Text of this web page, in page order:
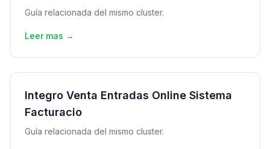
Guía relacionada del mismo cluster.
Leer mas →
Integro Venta Entradas Online Sistema
Facturacio
Guía relacionada del mismo cluster.